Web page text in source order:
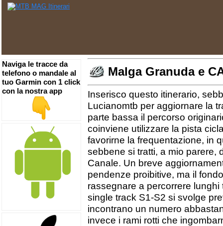
Malga Granuda e
Inserisco questo itinerario,
Lucianomtb per aggiornare la
parte bassa il percorso
coinviene utilizzare la pista
favorirne la frequentazione, in
sebbene si tratti, a mio parere,
Canale. Un breve
pendenze proibitive, ma il
rassegnare a percorrere
single track S1-S2 si svolge
incontrano un numero
invece i rami rotti che
Naviga le tracce da
telefono o mandale al
tuo Garmin con 1 click
con la nostra app